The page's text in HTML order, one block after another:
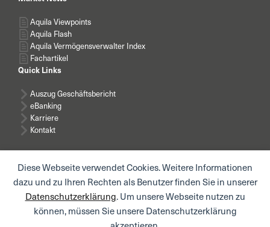
Diese Webseite verwendet Cookies. Weitere Informationen
dazu und zu Ihren Rechten als Benutzer finden Sie in unserer
Datenschutzerklärung. Um unsere Webseite nutzen zu
können, müssen Sie unsere Datenschutzerklärung
Aquila Viewpoints
Aquila Flash
Aquila Vermögensverwalter Index
Fachartikel
Quick Links
Auszug Geschäftsbericht
eBanking
Karriere
Kontakt
News abonnieren